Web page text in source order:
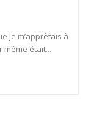
je m’apprêtais à
même était...